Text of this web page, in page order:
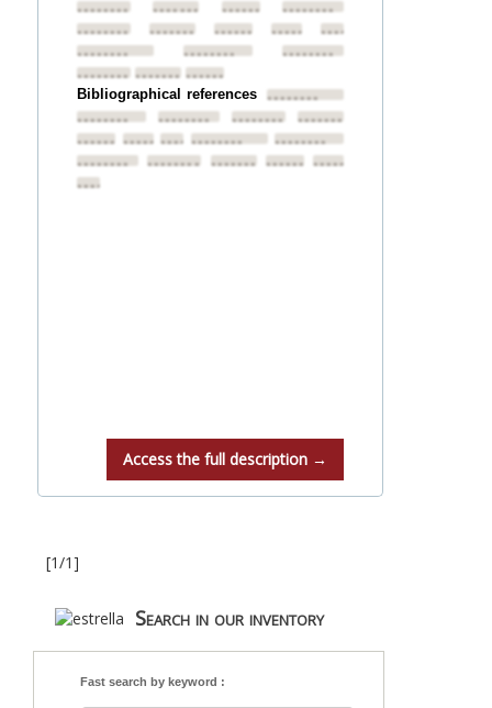
••••••••
•••••••• ••••••••
••••••••
••••••••
•••••••• •••••••• ••••••••••••••••
••••••••
••••••••
••••••••
•••••••• ••••••••••••••••
Bibliographical references ••••••••
••••••••
•••••••• ••••••••
••••••••
••••••••••••••••••••••••••••••••
••••••••
••••••••
•••••••• •••••••• ••••••••••••••••
••••••••
Access the full description →
[1/1]
Search in our inventory
Fast search by keyword :